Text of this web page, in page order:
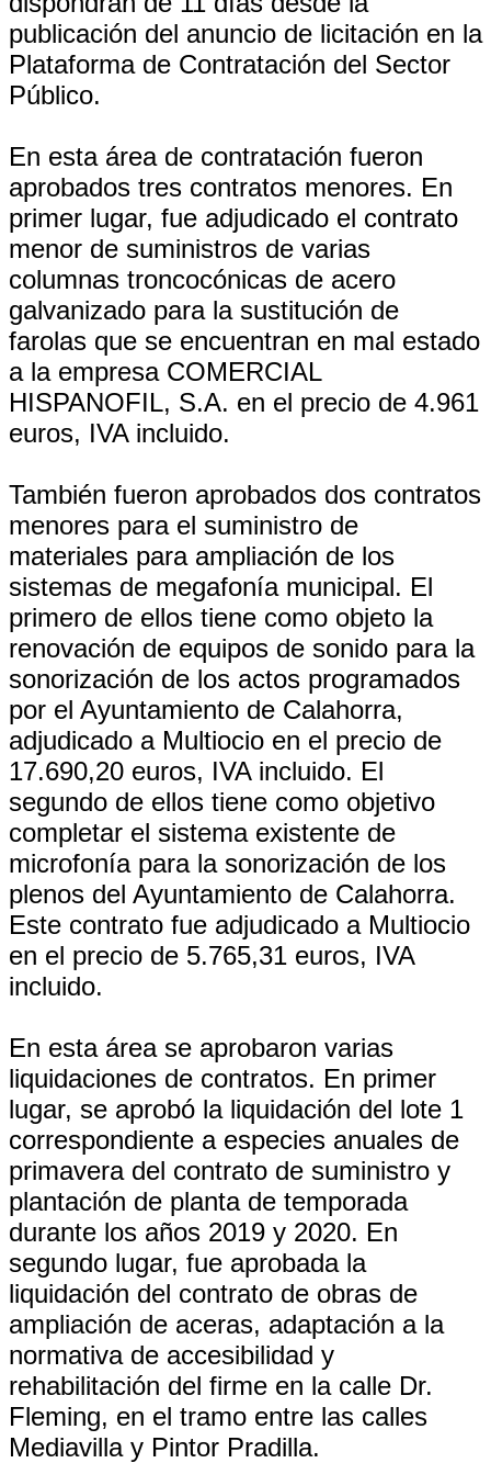
publicación del anuncio de licitación en la
Plataforma de Contratación del Sector
Público.
En esta área de contratación fueron
aprobados tres contratos menores. En
primer lugar, fue adjudicado el contrato
menor de suministros de varias
columnas troncocónicas de acero
galvanizado para la sustitución de
farolas que se encuentran en mal estado
a la empresa COMERCIAL
HISPANOFIL, S.A. en el precio de 4.961
euros, IVA incluido.
También fueron aprobados dos contratos
menores para el suministro de
materiales para ampliación de los
sistemas de megafonía municipal. El
primero de ellos tiene como objeto la
renovación de equipos de sonido para la
sonorización de los actos programados
por el Ayuntamiento de Calahorra,
adjudicado a Multiocio en el precio de
17.690,20 euros, IVA incluido. El
segundo de ellos tiene como objetivo
completar el sistema existente de
microfonía para la sonorización de los
plenos del Ayuntamiento de Calahorra.
Este contrato fue adjudicado a Multiocio
en el precio de 5.765,31 euros, IVA
incluido.
En esta área se aprobaron varias
liquidaciones de contratos. En primer
lugar, se aprobó la liquidación del lote 1
correspondiente a especies anuales de
primavera del contrato de suministro y
plantación de planta de temporada
durante los años 2019 y 2020. En
segundo lugar, fue aprobada la
liquidación del contrato de obras de
ampliación de aceras, adaptación a la
normativa de accesibilidad y
rehabilitación del firme en la calle Dr.
Fleming, en el tramo entre las calles
Mediavilla y Pintor Pradilla.